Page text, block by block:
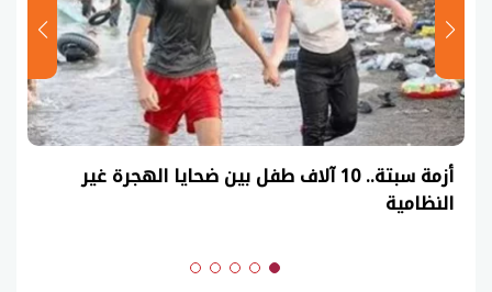
أزمة سبتة.. 10 آلاف طفل بين ضحايا الهجرة غير
النظامية